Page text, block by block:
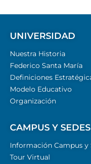
UNIVERSIDAD
Nuestra Historia
Federico Santa María
Definiciones
Modelo Educativo
Organización
CAMPUS Y SEDES
Información Campus y
Tour Virtual